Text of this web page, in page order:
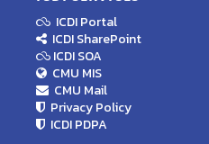
ICDI Portal
ICDI SharePoint
ICDI SOA
CMU MIS
CMU Mail
Privacy Policy
ICDI PDPA